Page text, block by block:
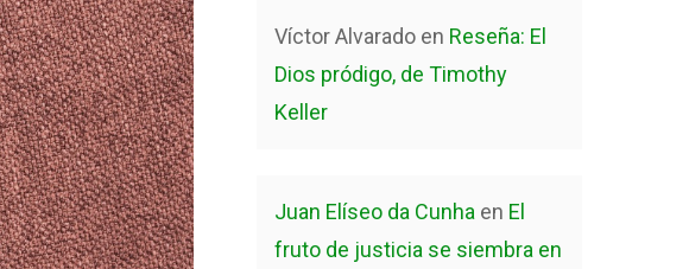
Víctor Alvarado en Reseña: El
Dios pródigo, de Timothy
Keller
Juan Elíseo da Cunha en El
fruto de justicia se siembra en